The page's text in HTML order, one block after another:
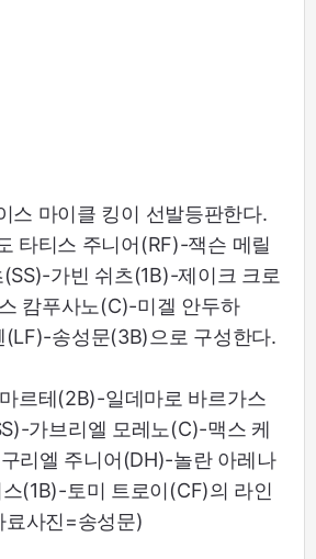
스 마이클 킹이 선발등판한다.
타티스 주니어(RF)-잭슨 메릴
가빈 쉬츠(1B)-제이크 크로
캄푸사노(C)-미겔 안두하
송성문(3B)으로 구성한다.
르테(2B)-일데마로 바르가스
가브리엘 모레노(C)-맥스 케
리엘 주니어(DH)-놀란 아레나
(1B)-토미 트로이(CF)의 라인
료사진=송성문)